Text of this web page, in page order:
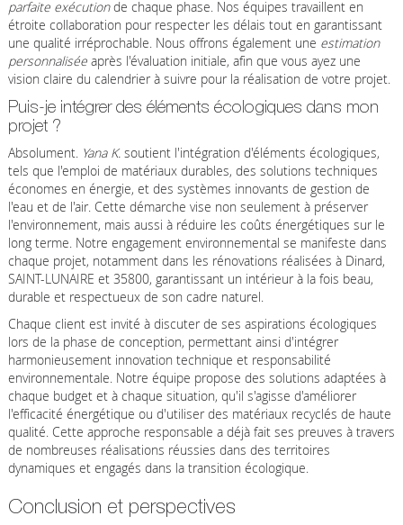
parfaite exécutionde chaque phase. Nos équipes travaillent en
étroite collaboration pour respecter les délais tout en garantissant
une qualité irréprochable. Nous offrons également une estimation
personnaliséeaprès l'évaluation initiale, afin que vous ayez une
vision claire du calendrier à suivre pour la réalisation de votre projet.
Puis-je intégrer des éléments écologiques dans mon
projet ?
Absolument. Yana K.soutient l'intégration d'éléments écologiques,
tels que l'emploi de matériaux durables, des solutions techniques
économes en énergie, et des systèmes innovants de gestion de
l'eau et de l'air. Cette démarche vise non seulement à préserver
l'environnement, mais aussi à réduire les coûts énergétiques sur le
long terme. Notre engagement environnemental se manifeste dans
chaque projet, notamment dans les rénovations réalisées à Dinard,
SAINT-LUNAIRE et 35800, garantissant un intérieur à la fois beau,
durable et respectueux de son cadre naturel.
Chaque client est invité à discuter de ses aspirations écologiques
lors de la phase de conception, permettant ainsi d'intégrer
harmonieusement innovation technique et responsabilité
environnementale. Notre équipe propose des solutions adaptées à
chaque budget et à chaque situation, qu'il s'agisse d'améliorer
l'efficacité énergétique ou d'utiliser des matériaux recyclés de haute
qualité. Cette approche responsable a déjà fait ses preuves à travers
de nombreuses réalisations réussies dans des territoires
dynamiques et engagés dans la transition écologique.
Conclusion et perspectives